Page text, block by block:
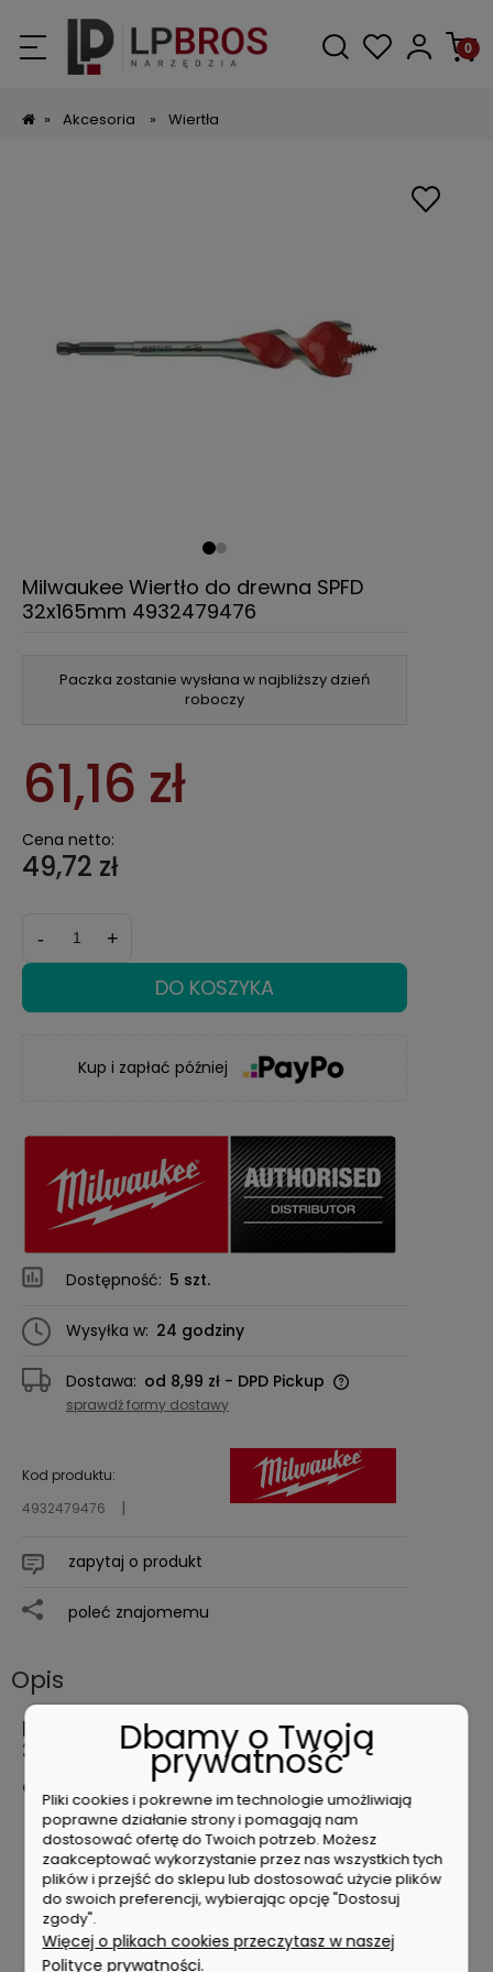
» Akcesoria » Wiertła
Paczka zostanie wysłana w najbliższy dzień
roboczy
Milwaukee Wiertło do drewna SPFD
32x165mm 4932479476
61,16 zł
Cena netto:
49,72 zł
- +
DO KOSZYKA
Kup i zapłać później
Dostępność: 5 szt.
Wysyłka w: 24 godziny
Dostawa: od 8,99 zł - DPD Pickup
Cena nie zawiera ewentualnych kosztów
sprawdź formy dostawy
Kod produktu:
4932479476
zapytaj o produkt
poleć znajomemu
Opis
Milwaukee Wiertło do drewna SPFD
32x165mm 4932479476
Charakterystyka produktu
Przejdź wyżej od wiertła płaskiego do jakości i
wydajności – szybsze wiercenie, dłuższa żywotność i
mniej zakleszczania!
Podwójna krawędź skrawająca wiertła zapewnia
szybkie i dynamiczne wiercenie – do 10 razy szybsze
wiercenie niż wiertłami płaskimi.
Stożkowa konstrukcja dla zmniejszenia zapychania
Dbamy o Twoją
prywatność
Pliki cookies i pokrewne im technologie umożliwiają
poprawne działanie strony i pomagają nam
dostosować ofertę do Twoich potrzeb. Możesz
zaakceptować wykorzystanie przez nas wszystkich tych
plików i przejść do sklepu lub dostosować użycie plików
do swoich preferencji, wybierając opcję "Dostosuj
zgody".
Więcej o plikach cookies przeczytasz w naszej
Polityce prywatności.